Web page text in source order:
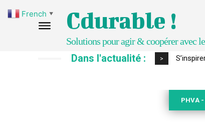
Cdurable !
Solutions pour agir & coopérer avec
Dans l'actualité : > IPBES :
PHVA
French ▼